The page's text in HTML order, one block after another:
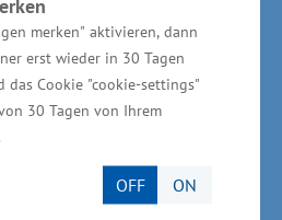
merken" aktivieren, dann
erst wieder in 30 Tagen
das Cookie "cookie-settings"
30 Tagen von Ihrem
OFF ON
und von
von Prozessinnovationen
Produktionsprozesse
Prozesse
erarbeiten und in
wollen, unterstützt